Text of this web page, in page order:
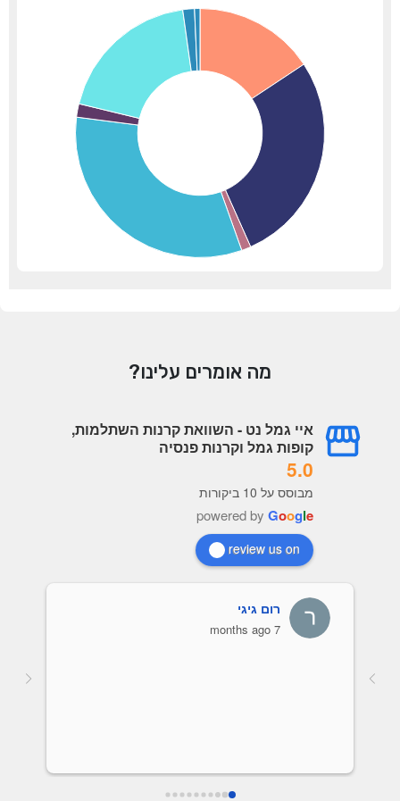
מה אומרים עלינו?
איי גמל נט - השוואת קרנות השתלמות,
קופות גמל וקרנות פנסיה
5.0
מבוסס על 10 ביקורות
powered by Google
review us on
רום גיגי
7 months ago